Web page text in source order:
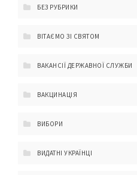
БЕЗ РУБРИКИ
ВІТАЄМО ЗІ СВЯТОМ
ВАКАНСІЇ ДЕРЖАВНОЇ СЛУЖБИ
ВАКЦИНАЦІЯ
ВИБОРИ
ВИДАТНІ УКРАЇНЦІ